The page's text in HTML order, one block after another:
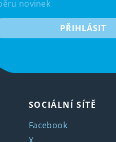
novinek
PŘIHLÁSIT
SOCIÁLNÍ SÍTĚ
Facebook